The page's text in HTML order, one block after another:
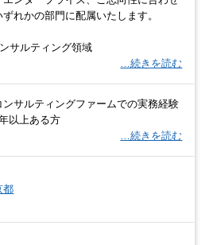
ずれかの部門に配属いたします。
サルティング領域
…続きを読む
ンサルティングファームでの実務経験
以上ある方
…続きを読む
都